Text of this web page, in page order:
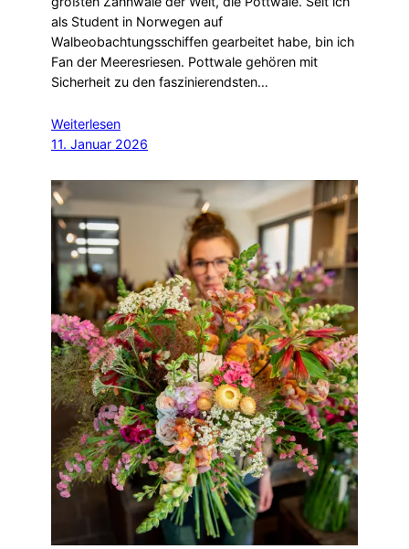
als Student in Norwegen auf
Walbeobachtungsschiffen gearbeitet habe, bin ich
Fan der Meeresriesen. Pottwale gehören mit
Sicherheit zu den faszinierendsten…
Weiterlesen
11. Januar 2026